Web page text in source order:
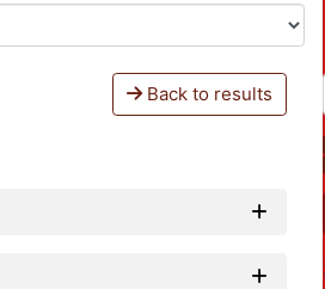
Back to results